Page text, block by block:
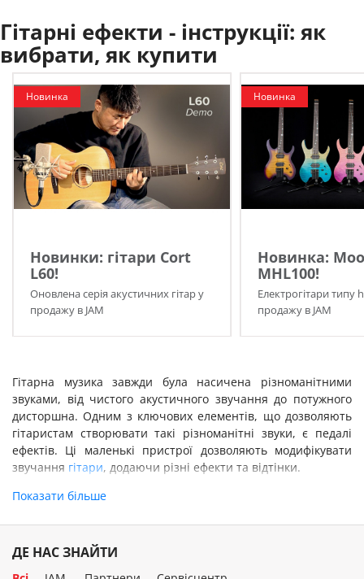
Гітарні ефекти - інструкції: як
вибрати, як купити
Новинка
Новинки: гітари Cort
L60!
Оновлена серія акустичних гітар у
продажу в JAM
Новинка
Новинка:
MHL100!
Електрогітари типу
продажу в JAM
Гітарна музика завжди була насичена різноманітними
звуками, від чистого акустичного звучання до потужного
дисторшна. Одним з ключових елементів, що дозволяють
гітаристам створювати такі різноманітні звуки, є педалі
ефектів. Ці маленькі пристрої дозволяють модифікувати
звучання гітари, додаючи різні ефекти та відтінки.
Типи гітарних ефектів
Гітарні ефекти є важливою складовою музичного арсеналу
будь-якого гітариста, дозволяючи значно змінювати і
збагачувати звук. Від класичних рокових тонів до
Показати більше
ДЕ НАС ЗНАЙТИ